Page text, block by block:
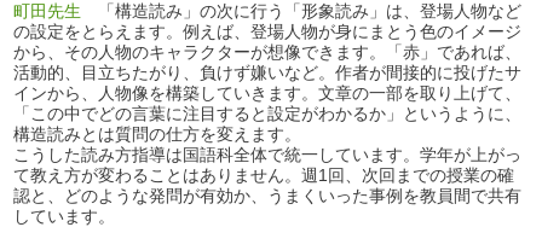
町田先生 「構造読み」の次に行う「形象読み」は、登場人物など
の設定をとらえます。例えば、登場人物が身にまとう色のイメージ
から、その人物のキャラクターが想像できます。「赤」であれば、
活動的、目立ちたがり、負けず嫌いなど。作者が間接的に投げたサ
インから、人物像を構築していきます。文章の一部を取り上げて、
「この中でどの言葉に注目すると設定がわかるか」というように、
構造読みとは質問の仕方を変えます。
こうした読み方指導は国語科全体で統一しています。学年が上がっ
て教え方が変わることはありません。週1回、次回までの授業の確
認と、どのような発問が有効か、うまくいった事例を教員間で共有
しています。